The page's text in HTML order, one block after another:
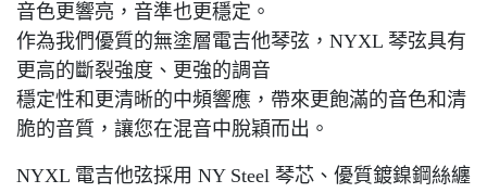
音色更響亮，音準也更穩定。
作為我們優質的無塗層電吉他琴弦，NYXL 琴弦具有
更高的斷裂強度、更強的調音
穩定性和更清晰的中頻響應，帶來更飽滿的音色和清
脆的音質，讓您在混音中脫穎而出。
NYXL 電吉他弦採用 NY Steel 琴芯、優質鍍鎳鋼絲纏